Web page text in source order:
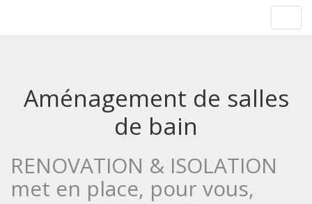
Aménagement de salles
de bain
RENOVATION & ISOLATION
met en place, pour vous,